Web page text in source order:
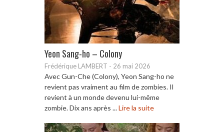
Yeon Sang-ho – Colony
Frédérique LAMBERT - 26 mai 2026
Avec Gun-Che (Colony), Yeon Sang-ho ne
revient pas vraiment au film de zombies. Il
revient à un monde devenu lui-même
zombie. Dix ans après ...Lire la suite